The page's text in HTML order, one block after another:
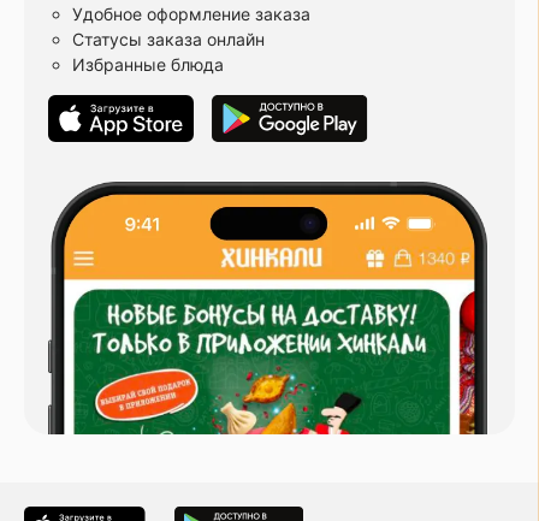
Удобное оформление заказа
Статусы заказа онлайн
Избранные блюда